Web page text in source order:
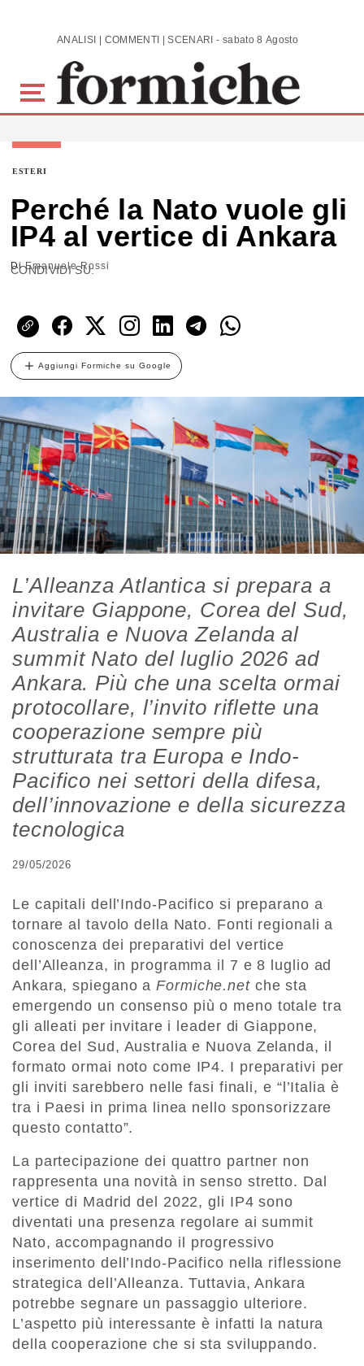
Skip to main content ANALISI | COMMENTI | SCENARI - sabato 8 Agosto 2026
ESTERI
Perché la Nato vuole gli
IP4 al vertice di Ankara
DiEmanuele Rossi
CONDIVIDI SU:
Aggiungi Formiche su Google
L’Alleanza Atlantica si prepara a
invitare Giappone, Corea del Sud,
Australia e Nuova Zelanda al
summit Nato del luglio 2026 ad
Ankara. Più che una scelta ormai
protocollare, l’invito riflette una
cooperazione sempre più
strutturata tra Europa e Indo-
Pacifico nei settori della difesa,
dell’innovazione e della sicurezza
tecnologica
29/05/2026
Le capitali dell’Indo-Pacifico si preparano a
tornare al tavolo della Nato. Fonti regionali a
conoscenza dei preparativi del vertice
dell’Alleanza, in programma il 7 e 8 luglio ad
Ankara, spiegano aFormiche.netche sta
emergendo un consenso più o meno totale tra
gli alleati per invitare i leader di Giappone,
Corea del Sud, Australia e Nuova Zelanda, il
formato ormai noto come IP4. I preparativi per
gli inviti sarebbero nelle fasi finali, e “l’Italia è
tra i Paesi in prima linea nello sponsorizzare
questo contatto”.
La partecipazione dei quattro partner non
rappresenta una novità in senso stretto. Dal
vertice di Madrid del 2022, gli IP4 sono
diventati una presenza regolare ai summit
Nato, accompagnando il progressivo
inserimento dell’Indo-Pacifico nella riflessione
strategica dell’Alleanza. Tuttavia, Ankara
potrebbe segnare un passaggio ulteriore.
L’aspetto più interessante è infatti la natura
della cooperazione che si sta sviluppando.